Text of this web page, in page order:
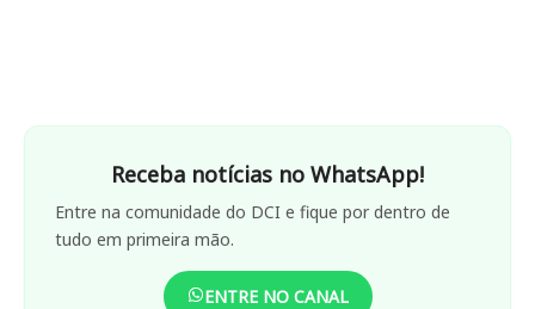
Receba notícias no WhatsApp!
Entre na comunidade do DCI e fique por dentro de
tudo em primeira mão.
ENTRE NO CANAL